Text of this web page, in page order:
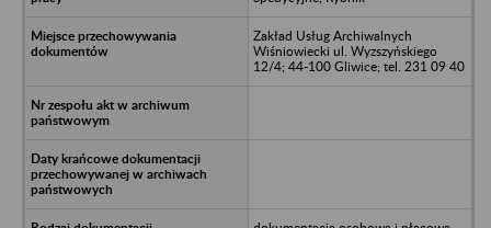
Zakład Usług Archiwalnych
Wiśniowiecki ul. Wyzszyńskiego
12/4; 44-100 Gliwice; tel. 231 09 40